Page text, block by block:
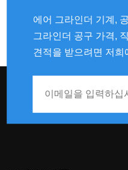
에어 그라인더 기계,
그라인더 공구 가격,
견적을 받으려면 저희